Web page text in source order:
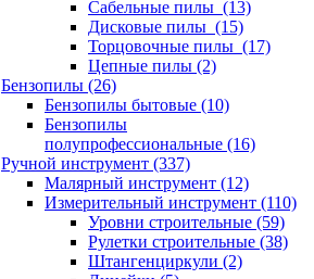
Сабельные пилы (13)
Дисковые пилы (15)
Торцовочные пилы (17)
Цепные пилы (2)
Бензопилы (26)
Бензопилы бытовые (10)
Бензопилы
полупрофессиональные (16)
Ручной инструмент (337)
Малярный инструмент (12)
Измерительный инструмент (110)
Уровни строительные (59)
Рулетки строительные (38)
Штангенциркули (2)